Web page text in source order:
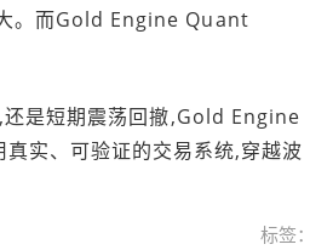
。而Gold Engine Quant
是短期震荡回撤,Gold Engine
实、可验证的交易系统,穿越波
标签：